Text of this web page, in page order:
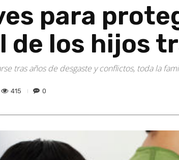
para
de los hijos
tras años de desgaste y conflictos, toda la
415 0